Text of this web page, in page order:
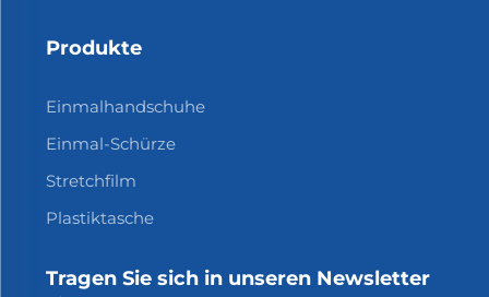
Produkte
Einmalhandschuhe
Einmal-Schürze
Stretchfilm
Plastiktasche
Tragen Sie sich in unseren Newsletter